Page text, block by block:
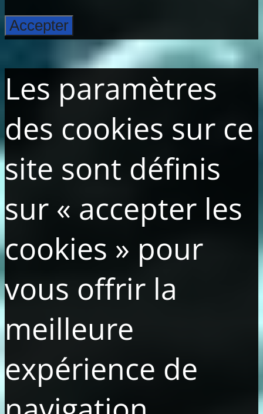
Accepter
Les paramètres
des cookies sur ce
site sont définis
sur « accepter les
cookies » pour
vous offrir la
meilleure
expérience de